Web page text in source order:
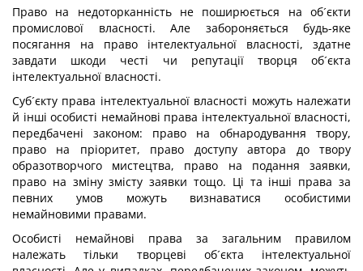
Право на недоторканність не поширюється на об´єкти
промислової власності. Але забороняється будь-яке
посягання на право інтелектуальної власності, здатне
завдати шкоди честі чи репутації творця об´єкта
інтелектуальної власності.
Суб´єкту права інтелектуальної власності можуть належати
й інші особисті немайнові права інтелектуальної власності,
передбачені законом: право на обнародування твору,
право на пріоритет, право доступу автора до твору
образотворчого мистецтва, право на подання заявки,
право на зміну змісту заявки тощо. Ці та інші права за
певних умов можуть визнаватися особистими
немайновими правами.
Особисті немайнові права за загальним правилом
належать тільки творцеві об´єкта інтелектуальної